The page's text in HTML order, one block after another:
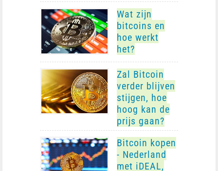
Wat zijn
bitcoins en
hoe werkt
het?
Zal Bitcoin
verder blijven
stijgen, hoe
hoog kan de
prijs gaan?
Bitcoin kopen
- Nederland
met iDEAL,